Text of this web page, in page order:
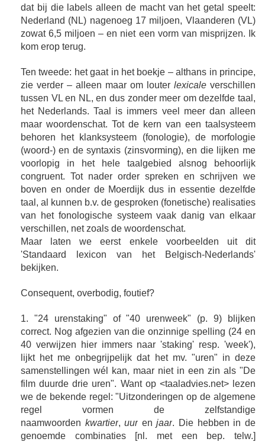
dat bij die labels alleen de macht van het getal speelt:
Nederland (NL) nagenoeg 17 miljoen, Vlaanderen (VL)
zowat 6,5 miljoen – en niet een vorm van misprijzen. Ik
kom erop terug.
Ten tweede: het gaat in het boekje – althans in principe,
zie verder – alleen maar om louter lexicale verschillen
tussen VL en NL, en dus zonder meer om dezelfde taal,
het Nederlands. Taal is immers veel meer dan alleen
maar woordenschat. Tot de kern van een taalsysteem
behoren het klanksysteem (fonologie), de morfologie
(woord-) en de syntaxis (zinsvorming), en die lijken me
voorlopig in het hele taalgebied alsnog behoorlijk
congruent. Tot nader order spreken en schrijven we
boven en onder de Moerdijk dus in essentie dezelfde
taal, al kunnen b.v. de gesproken (fonetische) realisaties
van het fonologische systeem vaak danig van elkaar
verschillen, net zoals de woordenschat.
Maar laten we eerst enkele voorbeelden uit dit
'Standaard lexicon van het Belgisch-Nederlands'
bekijken.
Consequent, overbodig, foutief?
1. "24 urenstaking" of "40 urenweek" (p. 9) blijken
correct. Nog afgezien van die onzinnige spelling (24 en
40 verwijzen hier immers naar 'staking' resp. 'week'),
lijkt het me onbegrijpelijk dat het mv. "uren" in deze
samenstellingen wél kan, maar niet in een zin als "De
film duurde drie uren". Want op <taaladvies.net> lezen
we de bekende regel: "Uitzonderingen op de algemene
regel vormen de zelfstandige
naamwoorden kwartier,uur enjaar. Die hebben in de
genoemde combinaties [nl. met een bep. telw.]